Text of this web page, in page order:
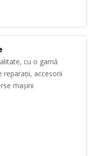
cu o gamă
reparații, accesorii
mașini